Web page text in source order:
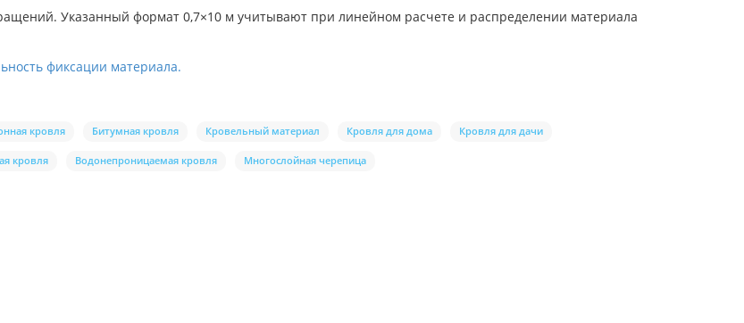
Указанный формат 0,7×10 м учитывают при линейном расчете и распределении материала
фиксации материала.
кровля Битумная кровля Кровельный материал Кровля для дома Кровля для дачи
кровля Водонепроницаемая кровля Многослойная черепица